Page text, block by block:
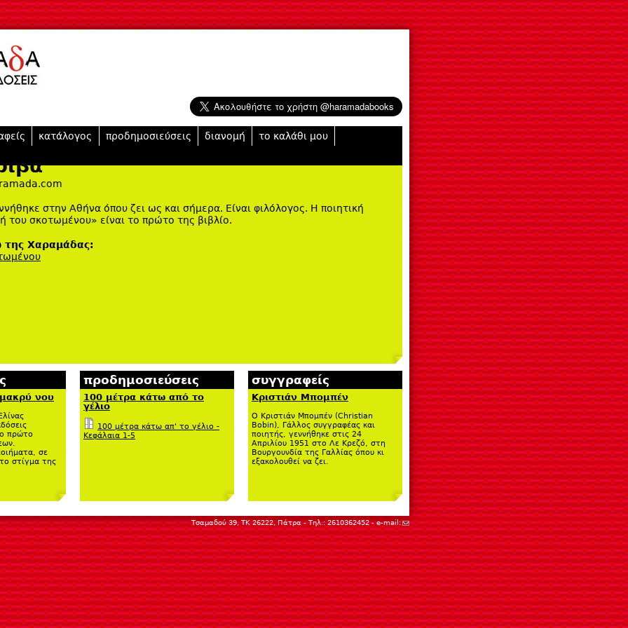
στην Αθήνα όπου ζει ως και σήμερα. Είναι φιλόλογος. Η ποιητική
του σκοτωμένου» είναι το πρώτο της βιβλίο.
της Χαραμάδας:
κατάλογος προδημοσιεύσεις διανομή
το καλάθι μου
νου
πρώτο
σε
στίγμα της
προδημοσιεύσεις
100 μέτρα κάτω από το
γέλιο
100 μέτρα κάτω απ' το γέλιο -
Κεφάλαια 1-5
συγγραφείς
Κριστιάν Μπομπέν
Ο Κριστιάν Μπομπέν (Christian
Bobin), Γάλλος συγγραφέας και
ποιητής, γεννήθηκε στις 24
Απριλίου 1951 στο Λε Κρεζό, στη
Βουργουνδία της Γαλλίας όπου κι
εξακολουθεί να ζει.
Τσαμαδού 39, ΤΚ 26222, Πάτρα - Τηλ.: 2610362452 - e-mail:(link sends e-mail)